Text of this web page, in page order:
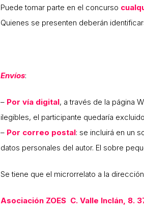
Puede tomar parte en el concurso
Quienes se presenten deberán
Envíos:
– Por vía digital, a través de la página
ilegibles, el participante quedaría
– Por correo postal: se incluirá en un
datos personales del autor. El sobre
Se tiene que el microrrelato a la
Asociación ZOES C. Valle Inclán, 8.